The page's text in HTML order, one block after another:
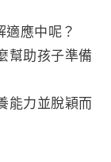
應中呢？
幫助孩子準備
能力並脫穎而